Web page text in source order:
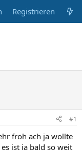
Registrieren
#1
froh ach ja wollte
ist ja bald so weit